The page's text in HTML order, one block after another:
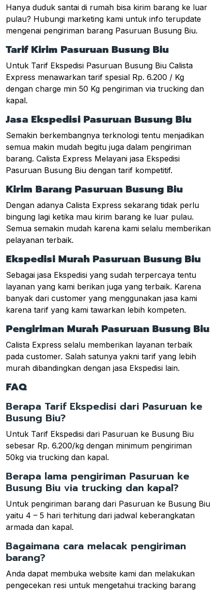
Hanya duduk santai di rumah bisa kirim barang ke luar
pulau? Hubungi marketing kami untuk info terupdate
mengenai pengiriman barang Pasuruan Busung Biu.
Tarif Kirim Pasuruan Busung Biu
Untuk Tarif Ekspedisi Pasuruan Busung Biu Calista
Express menawarkan tarif spesial Rp. 6.200 / Kg
dengan charge min 50 Kg pengiriman via trucking dan
kapal.
Jasa Ekspedisi Pasuruan Busung Biu
Semakin berkembangnya terknologi tentu menjadikan
semua makin mudah begitu juga dalam pengiriman
barang. Calista Express Melayani jasa Ekspedisi
Pasuruan Busung Biu dengan tarif kompetitif.
Kirim Barang Pasuruan Busung Biu
Dengan adanya Calista Express sekarang tidak perlu
bingung lagi ketika mau kirim barang ke luar pulau.
Semua semakin mudah karena kami selalu memberikan
pelayanan terbaik.
Ekspedisi Murah Pasuruan Busung Biu
Sebagai jasa Ekspedisi yang sudah terpercaya tentu
layanan yang kami berikan juga yang terbaik. Karena
banyak dari customer yang menggunakan jasa kami
karena tarif yang kami tawarkan lebih kompeten.
Pengiriman Murah Pasuruan Busung Biu
Calista Express selalu memberikan layanan terbaik
pada customer. Salah satunya yakni tarif yang lebih
murah dibandingkan dengan jasa Ekspedisi lain.
FAQ
Berapa Tarif Ekspedisi dari Pasuruan ke
Busung Biu?
Untuk Tarif Ekspedisi dari Pasuruan ke Busung Biu
sebesar Rp. 6.200/kg dengan minimum pengiriman
50kg via trucking dan kapal.
Berapa lama pengiriman Pasuruan ke
Busung Biu via trucking dan kapal?
Untuk pengiriman barang dari Pasuruan ke Busung Biu
yaitu 4 – 5 hari terhitung dari jadwal keberangkatan
armada dan kapal.
Bagaimana cara melacak pengiriman
barang?
Anda dapat membuka website kami dan melakukan
pengecekan resi untuk mengetahui tracking barang